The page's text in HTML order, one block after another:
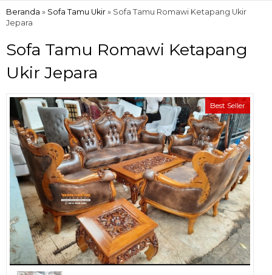
Beranda » Sofa Tamu Ukir » Sofa Tamu Romawi Ketapang Ukir
Jepara
Sofa Tamu Romawi Ketapang
Ukir Jepara
Best Seller